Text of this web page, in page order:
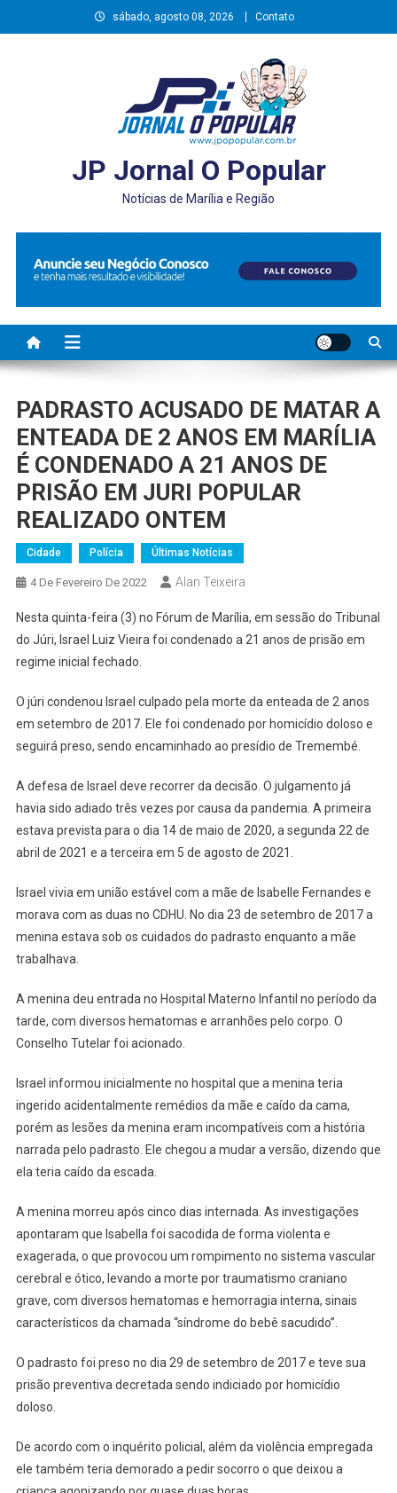
to
sábado, agosto 08, 2026 Contato
JP Jornal O Popular
Notícias de Marília e Região
PADRASTO ACUSADO DE MATAR A
ENTEADA DE 2 ANOS EM MARÍLIA
É CONDENADO A 21 ANOS DE
PRISÃO EM JURI POPULAR
REALIZADO ONTEM
Cidade Polícia Últimas Notícias
4 De Fevereiro De 2022 Alan Teixeira
Nesta quinta-feira (3) no Fórum de Marília, em sessão do Tribunal
do Júri, Israel Luiz Vieira foi condenado a 21 anos de prisão em
regime inicial fechado.
O júri condenou Israel culpado pela morte da enteada de 2 anos
em setembro de 2017. Ele foi condenado por homicídio doloso e
seguirá preso, sendo encaminhado ao presídio de Tremembé.
A defesa de Israel deve recorrer da decisão. O julgamento já
havia sido adiado três vezes por causa da pandemia. A primeira
estava prevista para o dia 14 de maio de 2020, a segunda 22 de
abril de 2021 e a terceira em 5 de agosto de 2021.
Israel vivia em união estável com a mãe de Isabelle Fernandes e
morava com as duas no CDHU. No dia 23 de setembro de 2017 a
menina estava sob os cuidados do padrasto enquanto a mãe
trabalhava.
A menina deu entrada no Hospital Materno Infantil no período da
tarde, com diversos hematomas e arranhões pelo corpo. O
Conselho Tutelar foi acionado.
Israel informou inicialmente no hospital que a menina teria
ingerido acidentalmente remédios da mãe e caído da cama,
porém as lesões da menina eram incompatíveis com a história
narrada pelo padrasto. Ele chegou a mudar a versão, dizendo que
ela teria caído da escada.
A menina morreu após cinco dias internada. As investigações
apontaram que Isabella foi sacodida de forma violenta e
exagerada, o que provocou um rompimento no sistema vascular
cerebral e ótico, levando a morte por traumatismo craniano
grave, com diversos hematomas e hemorragia interna, sinais
característicos da chamada “síndrome do bebê sacudido”.
O padrasto foi preso no dia 29 de setembro de 2017 e teve sua
prisão preventiva decretada sendo indiciado por homicídio
doloso.
De acordo com o inquérito policial, além da violência empregada
ele também teria demorado a pedir socorro o que deixou a